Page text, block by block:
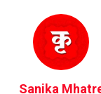
Sanika